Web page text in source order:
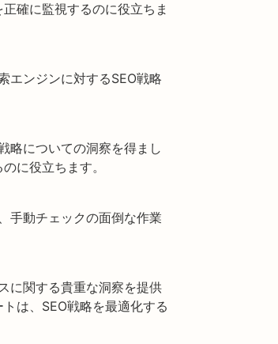
確に監視するのに役立ちま
エンジンに対するSEO戦略
略についての洞察を得まし
に役立ちます。
手動チェックの面倒な作業
に関する貴重な洞察を提供
は、SEO戦略を最適化する